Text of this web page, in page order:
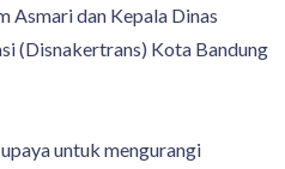
Asmari dan Kepala Dinas
(Disnakertrans) Kota Bandung
untuk mengurangi